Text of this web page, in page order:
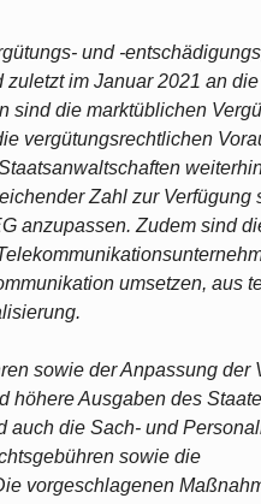
und -
im Januar 2021 an
sind die marktüblichen
vergütungsrechtlichen
Zahl zur Verfügung
anzupassen. Zudem sind
umsetzen, aus
sowie der Anpassung der
höhere Ausgaben des
auch die Sach- und
sowie die
vorgeschlagenen